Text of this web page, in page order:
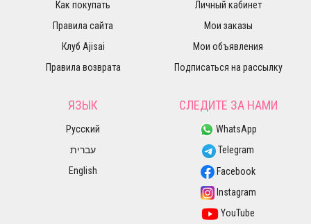
Как покупать
Правила сайта
Клуб Ajisai
Правила возврата
Личный кабинет
Мои заказы
Мои объявления
Подписаться на рассылку
ЯЗЫК
Русский
עברית
English
СЛЕДИТЕ ЗА НАМИ
WhatsApp
Telegram
Facebook
Instagram
YouTube